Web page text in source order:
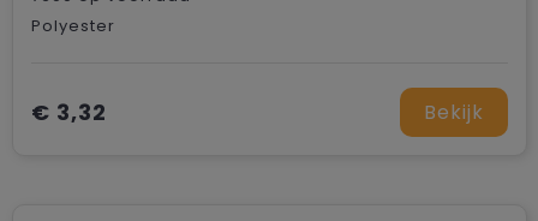
Polyester
€ 3,32 Bekijk